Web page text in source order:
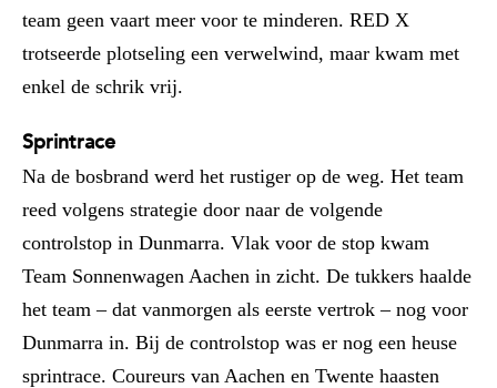
team geen vaart meer voor te minderen. RED X
trotseerde plotseling een verwelwind, maar kwam met
enkel de schrik vrij.
Sprintrace
Na de bosbrand werd het rustiger op de weg. Het team
reed volgens strategie door naar de volgende
controlstop in Dunmarra. Vlak voor de stop kwam
Team Sonnenwagen Aachen in zicht. De tukkers haalde
het team – dat vanmorgen als eerste vertrok – nog voor
Dunmarra in. Bij de controlstop was er nog een heuse
sprintrace. Coureurs van Aachen en Twente haasten